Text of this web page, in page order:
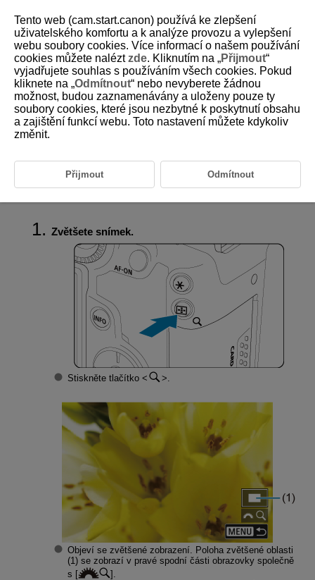
D180-138
Zobrazení zvětšeného obrazu
Nastavení poměru počátečního zvětšení
Zvětšení následujících snímků
Zvětšete snímek.
Stiskněte tlačítko .
Objeví se zvětšené zobrazení. Poloha zvětšené oblasti
(1) se zobrazí v pravé spodní části obrazovky společně
s [
].
Tento web (cam.start.canon) používá ke zlepšení
uživatelského komfortu a k analýze provozu a vylepšení
webu soubory cookies. Více informací o našem používání
cookies můžete naléztzde. Kliknutím na „Přijmout“
vyjadřujete souhlas s používáním všech cookies. Pokud
kliknete na „Odmítnout“ nebo nevyberete žádnou
možnost, budou zaznamenávány a uloženy pouze ty
soubory cookies, které jsou nezbytné k poskytnutí obsahu
a zajištění funkcí webu. Toto nastavení můžete kdykoliv
změnit.
Přijmout Odmítnout